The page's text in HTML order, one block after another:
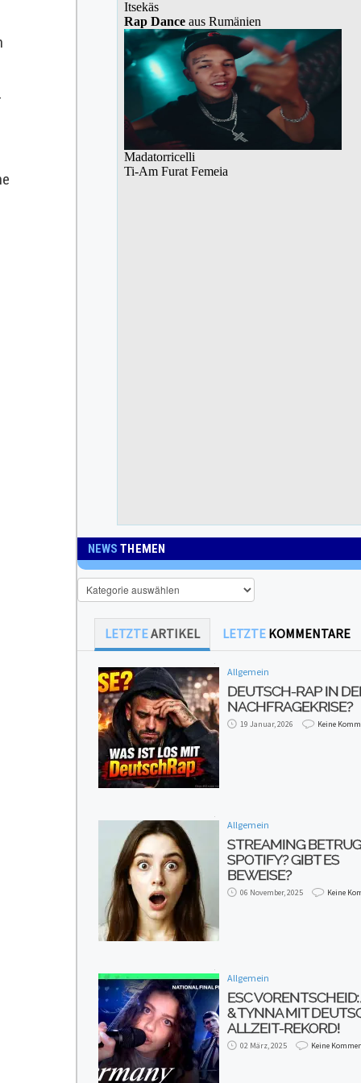
NEWSTHEMEN
News
Themen
LETZTEARTIKEL LETZTE KOMMENTARE
Allgemein
DEUTSCH-RAP IN
NACHFRAGEKRISE?
19 Januar, 2026 Keine
Allgemein
STREAMING
SPOTIFY? GIBT ES
BEWEISE?
06 November, 2025 Keine
Allgemein
ESC
& TYNNA MIT
ALLZEIT-REKORD!
02 März, 2025 Keine